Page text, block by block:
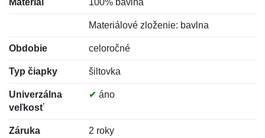
Materiál 100% bavlna
Materiálové zloženie: bavlna
Obdobie celoročné
Typ čiapky šiltovka
Univerzálna
veľkosť
✔ áno
Záruka 2 roky